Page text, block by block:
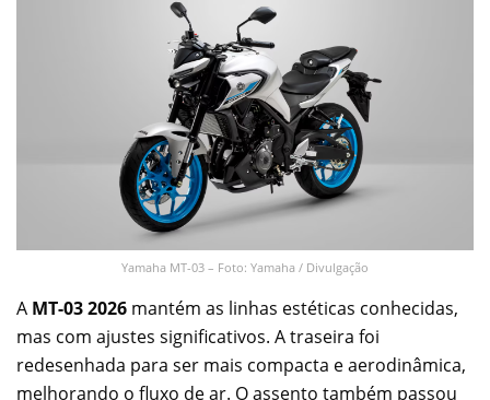
Yamaha MT-03 – Foto: Yamaha / Divulgação
A MT-03 2026 mantém as linhas estéticas conhecidas,
mas com ajustes significativos. A traseira foi
redesenhada para ser mais compacta e aerodinâmica,
melhorando o fluxo de ar. O assento também passou